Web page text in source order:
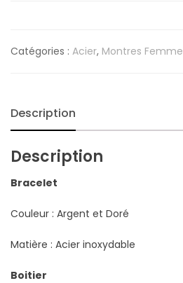
Catégories : Acier, Montres Femme
Description
Description
Bracelet
Couleur : Argent et Doré
Matière : Acier inoxydable
Boitier